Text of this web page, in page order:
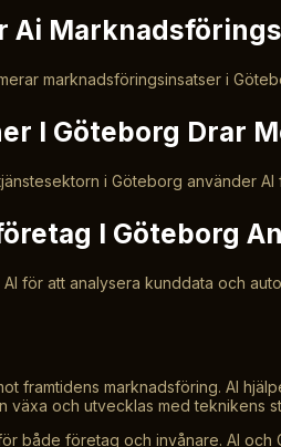
Ai
marknadsföringsinsatser i
I Göteborg Drar
i Göteborg använder
I Göteborg
för att analysera kunddata och
framtidens marknadsföring. AI
växa och utvecklas med teknikens
både företag och invånare. AI och